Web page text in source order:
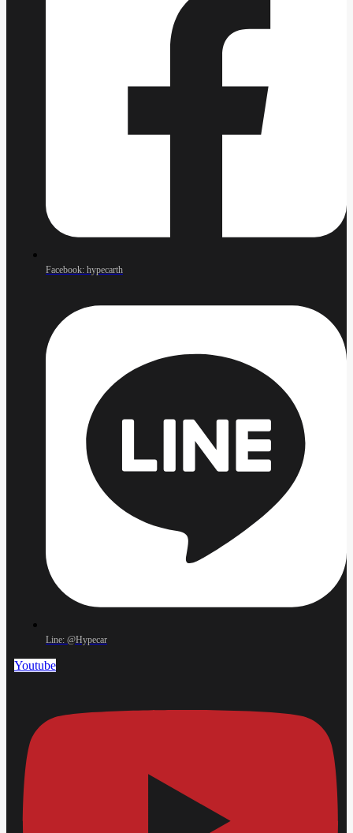
Facebook: hypecarth
Line: @Hypecar
Youtube